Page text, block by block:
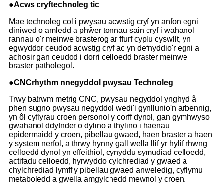
●Acws cryftechnoleg tic
Mae technoleg colli pwysau acwstig cryf yn anfon egni
diniwed o amledd a phŵer tonnau sain cryf i wahanol
rannau o'r meinwe brasterog ar ffurf cyplu cyswllt, yn
egwyddor ceudod acwstig cryf ac yn defnyddio'r egni a
achosir gan ceudod i dorri celloedd braster meinwe
braster patholegol.
●CNCrhythm nnegyddol pwysau Technoleg
Trwy batrwm metrig CNC, pwysau negyddol ynghyd â
phen sugno pwysau negyddol wedi'i gynllunio'n arbennig,
yn ôl cyflyrau croen personol y corff dynol, gan gymhwyso
gwahanol ddyfnder o dylino a thylino i haenau
epidermaidd y croen, pibellau gwaed, haen braster a haen
y system nerfol, a thrwy hynny gall wella llif yr hylif rhwng
celloedd dynol yn effeithiol, cynyddu symudiad celloedd,
actifadu celloedd, hyrwyddo cylchrediad y gwaed a
chylchrediad lymff y pibellau gwaed anweledig, cyflymu
metaboledd a gwella amgylchedd mewnol y croen.